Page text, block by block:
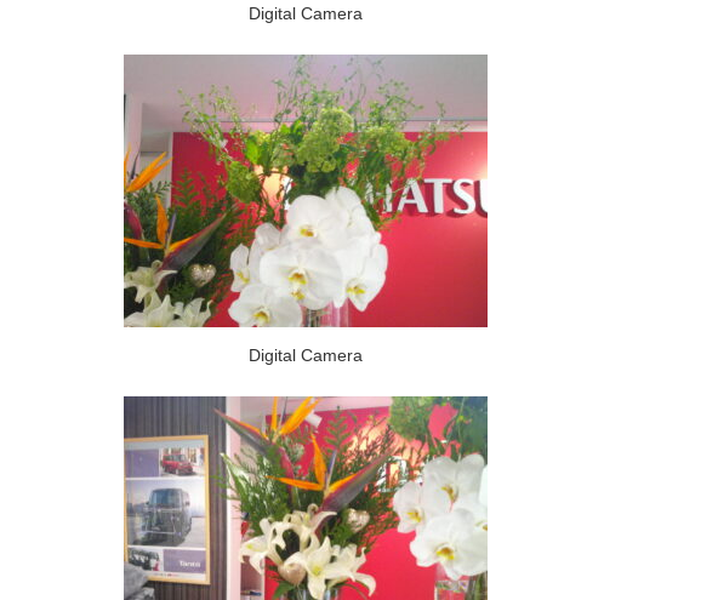
Digital Camera
Digital Camera